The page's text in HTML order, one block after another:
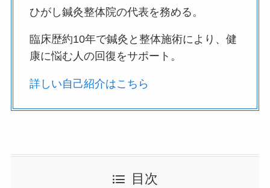
ひがし鍼灸整体院の代表を務める。
臨床歴約10年で鍼灸と整体施術により、健
康に悩む人の回復をサポート。
詳しい自己紹介はこちら
目次